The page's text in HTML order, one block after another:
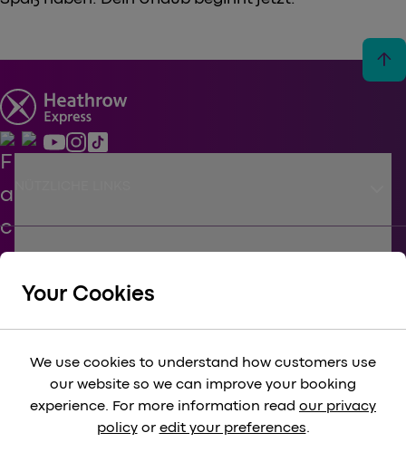
arrow_upward
keyboard_arrow_down
KÖRPERSCHAFTLICH keyboard_arrow_down
RECHTLICH keyboard_arrow_down
Your Cookies
We use cookies to understand how customers use
our website so we can improve your booking
experience. For more information read our privacy
policyor edit your preferences.